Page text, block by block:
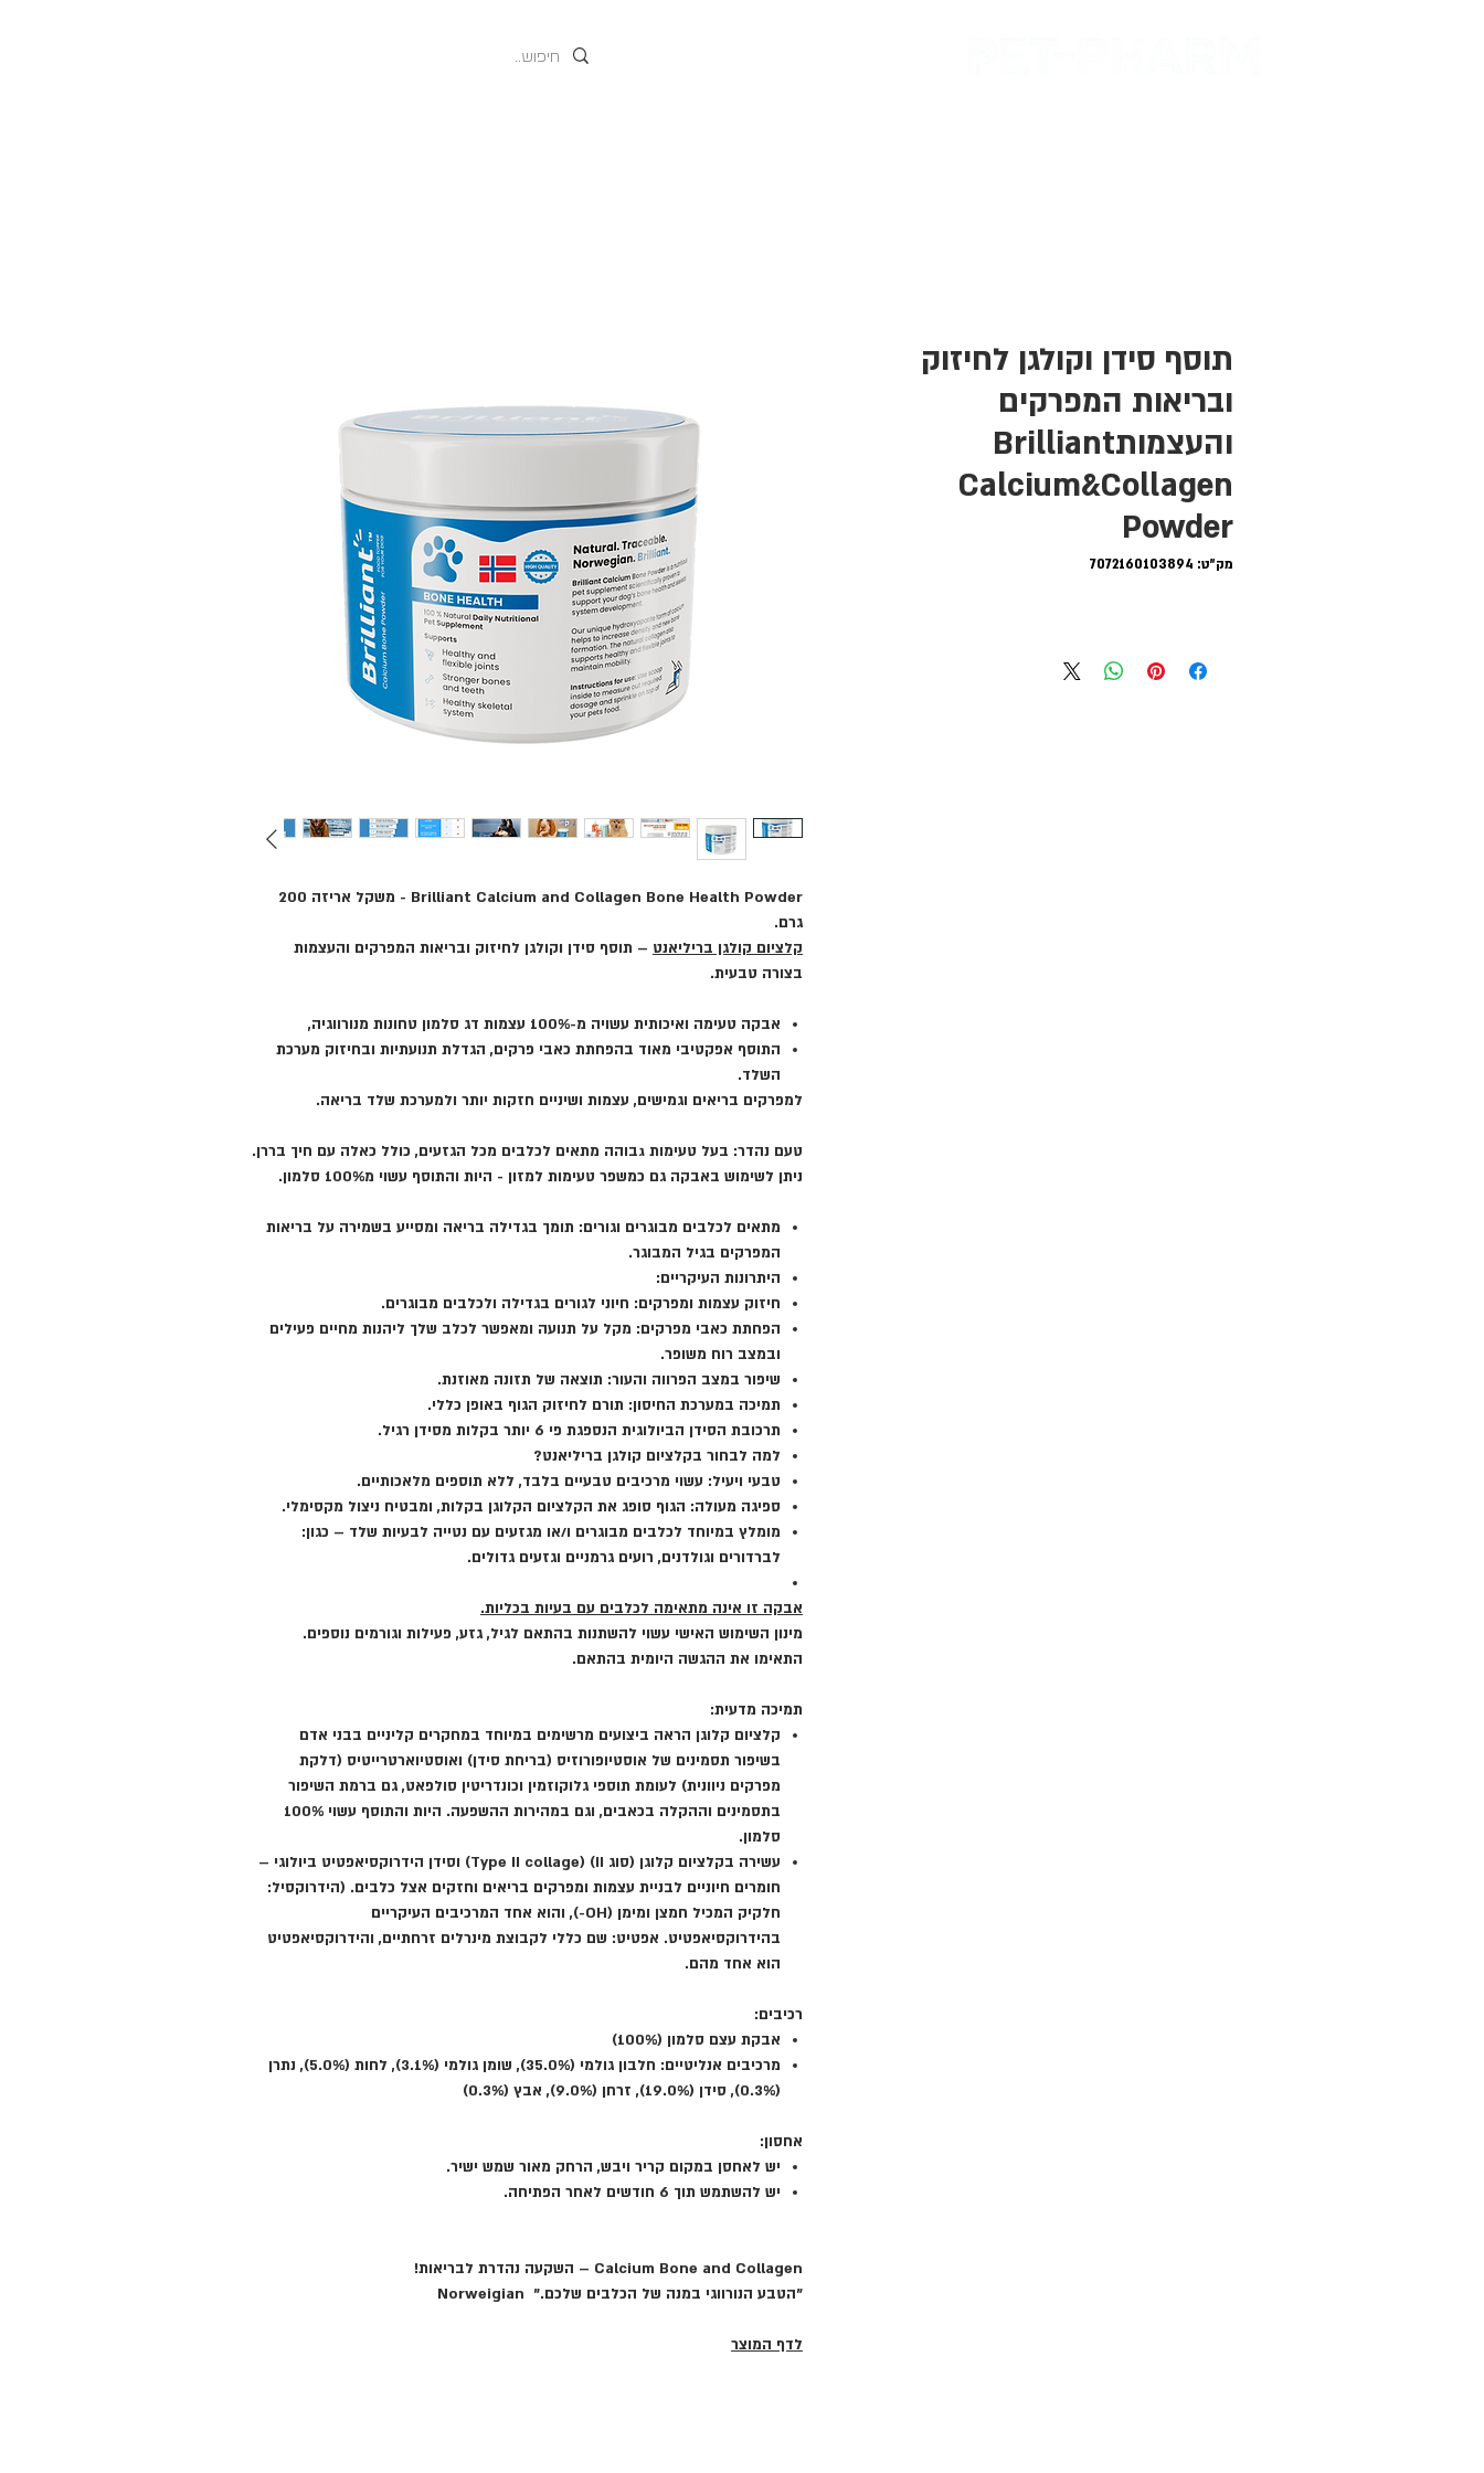
Brilliant Calcium and Collagen Bone Health Powder - משקל אריזה 200
גרם.
קלציום קולגן בריליאנט – תוסף סידן וקולגן לחיזוק ובריאות המפרקים והעצמות
בצורה טבעית.
אבקה טעימה ואיכותית עשויה מ-100% עצמות דג סלמון טחונות מנורווגיה,
התוסף אפקטיבי מאוד בהפחתת כאבי פרקים, הגדלת תנועתיות ובחיזוק מערכת
השלד.
למפרקים בריאים וגמישים, עצמות ושיניים חזקות יותר ולמערכת שלד בריאה.
טעם נהדר: בעל טעימות גבוהה מתאים לכלבים מכל הגזעים, כולל כאלה עם חיך בררן.
ניתן לשימוש באבקה גם כמשפר טעימות למזון - היות והתוסף עשוי מ100% סלמון.
מתאים לכלבים מבוגרים וגורים: תומך בגדילה בריאה ומסייע בשמירה על בריאות
המפרקים בגיל המבוגר.
היתרונות העיקריים:
חיזוק עצמות ומפרקים: חיוני לגורים בגדילה ולכלבים מבוגרים.
הפחתת כאבי מפרקים: מקל על תנועה ומאפשר לכלב שלך ליהנות מחיים פעילים
ובמצב רוח משופר.
שיפור במצב הפרווה והעור: תוצאה של תזונה מאוזנת.
תמיכה במערכת החיסון: תורם לחיזוק הגוף באופן כללי.
תרכובת הסידן הביולוגית הנספגת פי 6 יותר בקלות מסידן רגיל.
למה לבחור בקלציום קולגן בריליאנט?
טבעי ויעיל: עשוי מרכיבים טבעיים בלבד, ללא תוספים מלאכותיים.
ספיגה מעולה: הגוף סופג את הקלציום הקלוגן בקלות, ומבטיח ניצול מקסימלי.
מומלץ במיוחד לכלבים מבוגרים ו/או מגזעים עם נטייה לבעיות שלד – כגון:
לברדורים וגולדנים, רועים גרמניים וגזעים גדולים.
אבקה זו אינה מתאימה לכלבים עם בעיות בכליות.
מינון השימוש האישי עשוי להשתנות בהתאם לגיל, גזע, פעילות וגורמים נוספים.
התאימו את ההגשה היומית בהתאם.
תמיכה מדעית:
קלציום קלוגן הראה ביצועים מרשימים במיוחד במחקרים קליניים בבני אדם
בשיפור תסמינים של אוסטיופורוזיס (בריחת סידן) ואוסטיוארטרייטיס (דלקת
מפרקים ניוונית) לעומת תוספי גלוקוזמין וכונדריטין סולפאט, גם ברמת השיפור
בתסמינים וההקלה בכאבים, וגם במהירות ההשפעה. היות והתוסף עשוי 100%
סלמון.
עשירה בקלציום קלוגן (סוג II) (Type II collage) וסידן הידרוקסיאפטיט ביולוגי –
חומרים חיוניים לבניית עצמות ומפרקים בריאים וחזקים אצל כלבים. (הידרוקסיל:
חלקיק המכיל חמצן ומימן (OH-), והוא אחד המרכיבים העיקריים
בהידרוקסיאפטיט. אפטיט: שם כללי לקבוצת מינרלים זרחתיים, והידרוקסיאפטיט
הוא אחד מהם.
רכיבים:
אבקת עצם סלמון (100%)
מרכיבים אנליטיים:
חלבון גולמי (35.0%), שומן גולמי (3.1%), לחות (5.0%), נתרן
(0.3%), סידן (19.0%), זרחן (9.0%), אבץ (0.3%)
אחסון:
יש לאחסן במקום קריר ויבש, הרחק מאור שמש ישיר.
יש להשתמש תוך 6 חודשים לאחר הפתיחה.
Calcium Bone and Collagen – השקעה נהדרת לבריאות!
"הטבע הנורווגי במנה של הכלבים שלכם." Norweigian
לדף המוצר
תוסף סידן וקולגן לחיזוק
ובריאות המפרקים
והעצמותBrilliant
Calcium&Collagen
Powder
מק"ט: 7072160103894